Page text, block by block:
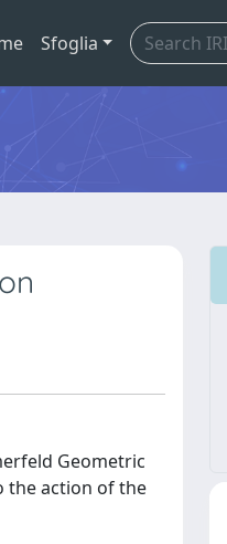
Sfoglia
Geometric
the action of the